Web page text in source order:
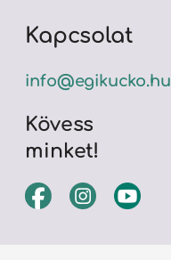
Kapcsolat
info@egikucko.hu
Kövess
minket!